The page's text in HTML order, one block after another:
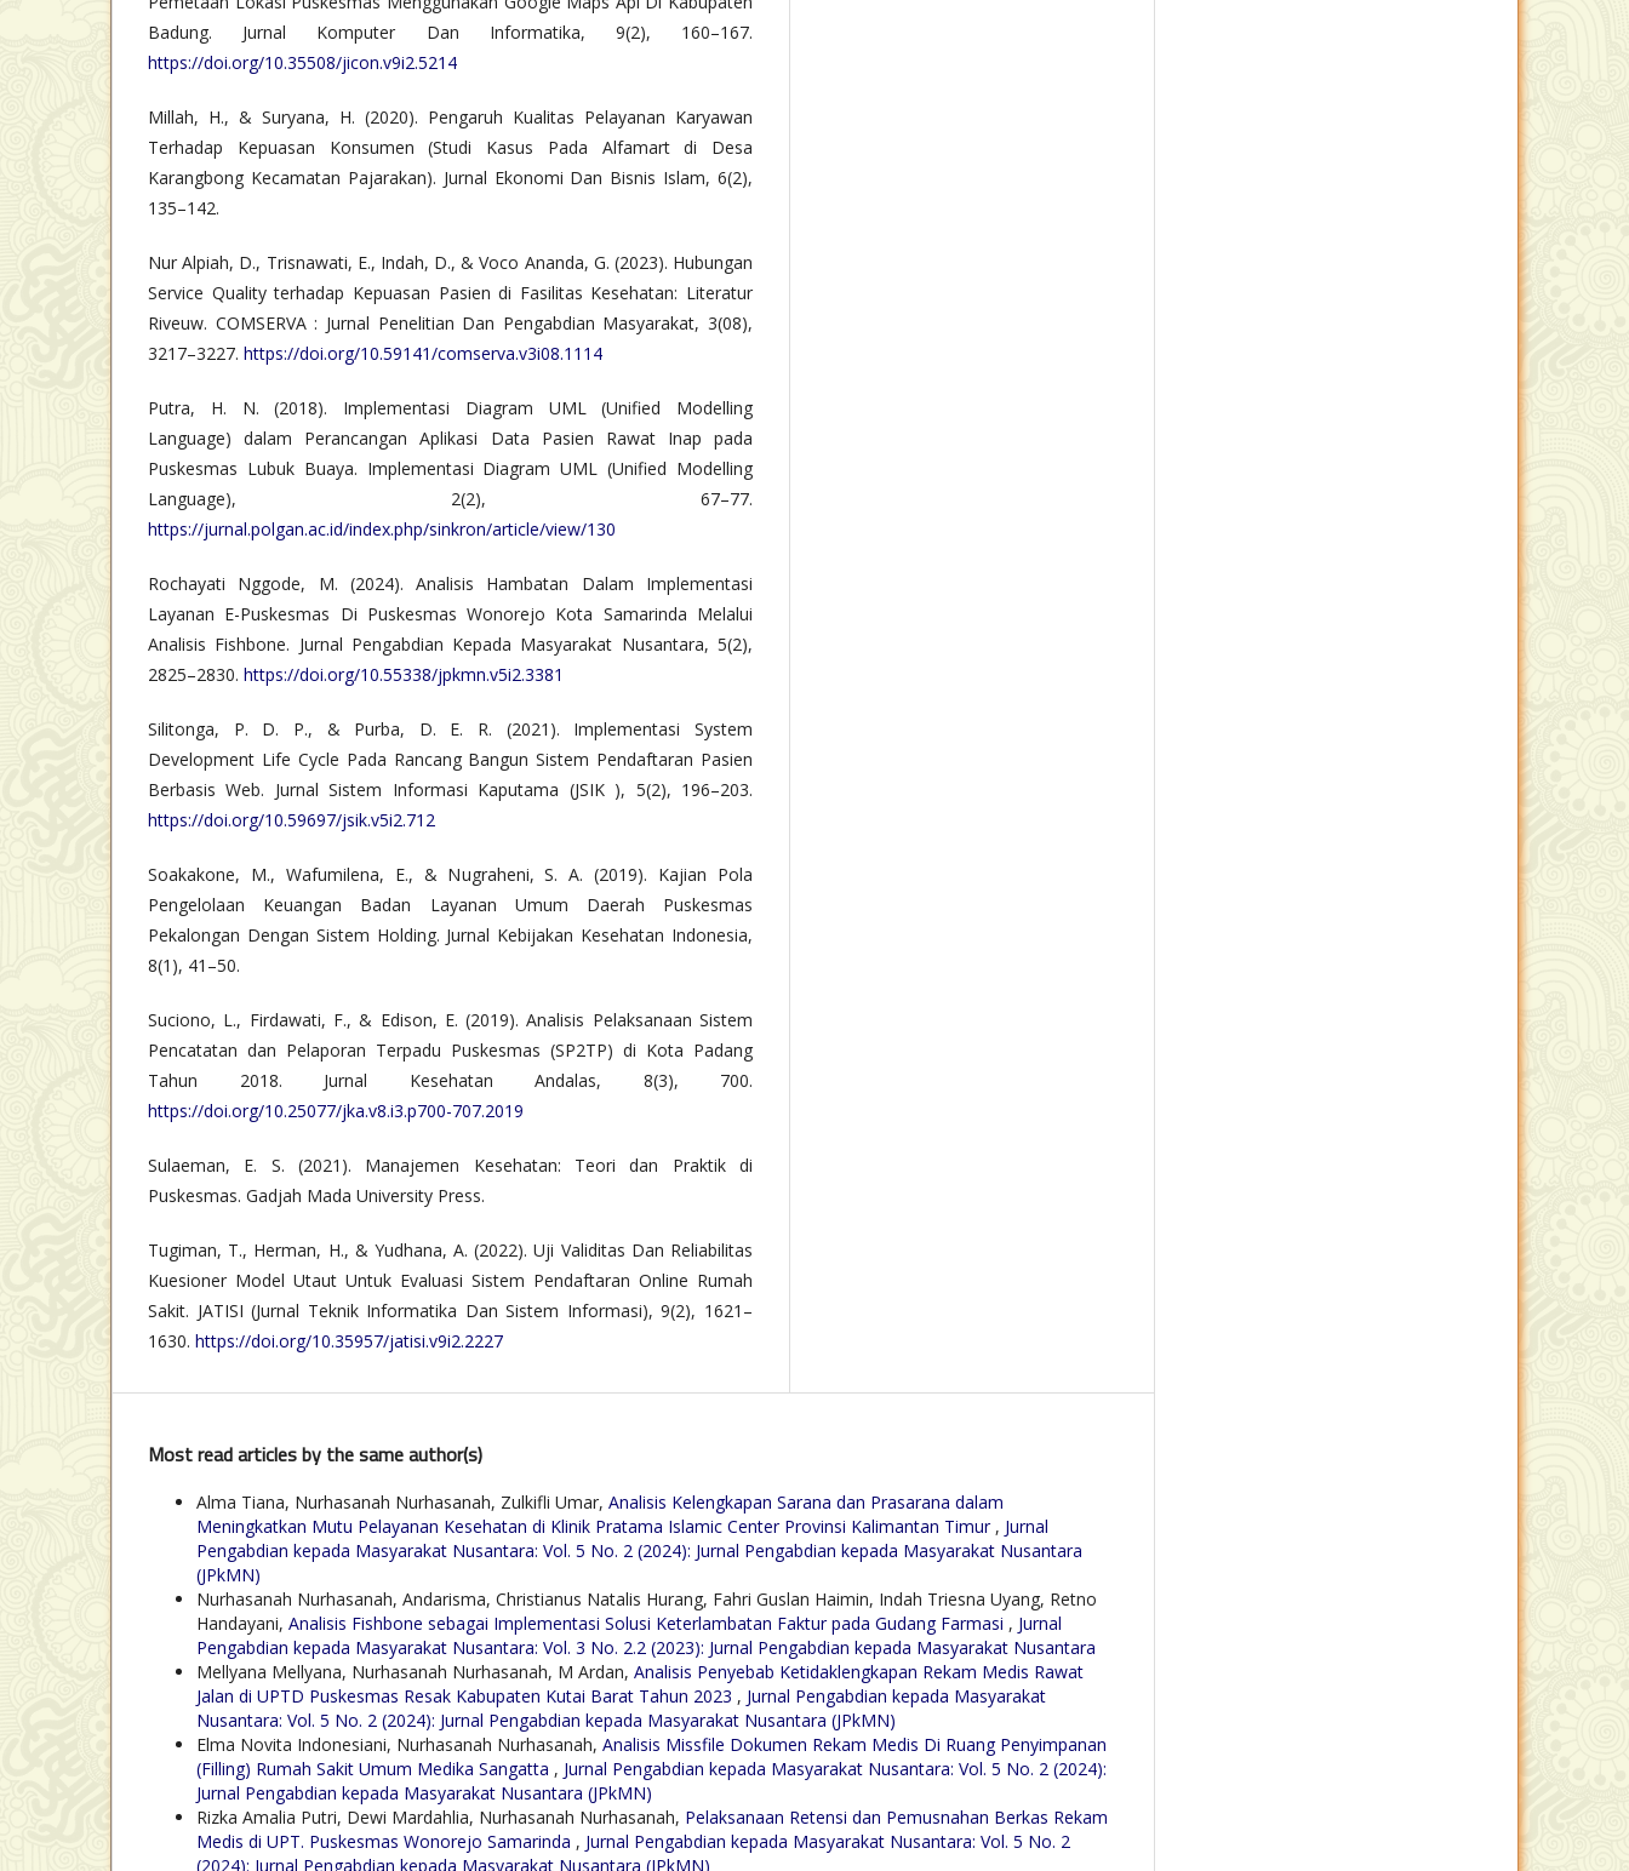
Badung. Jurnal Komputer Dan Informatika, 9(2), 160–167.
https://doi.org/10.35508/jicon.v9i2.5214
Millah, H., & Suryana, H. (2020). Pengaruh Kualitas Pelayanan Karyawan
Terhadap Kepuasan Konsumen (Studi Kasus Pada Alfamart di Desa
Karangbong Kecamatan Pajarakan). Jurnal Ekonomi Dan Bisnis Islam, 6(2),
135–142.
Nur Alpiah, D., Trisnawati, E., Indah, D., & Voco Ananda, G. (2023). Hubungan
Service Quality terhadap Kepuasan Pasien di Fasilitas Kesehatan: Literatur
Riveuw. COMSERVA : Jurnal Penelitian Dan Pengabdian Masyarakat, 3(08),
3217–3227. https://doi.org/10.59141/comserva.v3i08.1114
Putra, H. N. (2018). Implementasi Diagram UML (Unified Modelling
Language) dalam Perancangan Aplikasi Data Pasien Rawat Inap pada
Puskesmas Lubuk Buaya. Implementasi Diagram UML (Unified Modelling
Language), 2(2), 67–77.
https://jurnal.polgan.ac.id/index.php/sinkron/article/view/130
Rochayati Nggode, M. (2024). Analisis Hambatan Dalam Implementasi
Layanan E-Puskesmas Di Puskesmas Wonorejo Kota Samarinda Melalui
Analisis Fishbone. Jurnal Pengabdian Kepada Masyarakat Nusantara, 5(2),
2825–2830. https://doi.org/10.55338/jpkmn.v5i2.3381
Silitonga, P. D. P., & Purba, D. E. R. (2021). Implementasi System
Development Life Cycle Pada Rancang Bangun Sistem Pendaftaran Pasien
Berbasis Web. Jurnal Sistem Informasi Kaputama (JSIK ), 5(2), 196–203.
https://doi.org/10.59697/jsik.v5i2.712
Soakakone, M., Wafumilena, E., & Nugraheni, S. A. (2019). Kajian Pola
Pengelolaan Keuangan Badan Layanan Umum Daerah Puskesmas
Pekalongan Dengan Sistem Holding. Jurnal Kebijakan Kesehatan Indonesia,
8(1), 41–50.
Suciono, L., Firdawati, F., & Edison, E. (2019). Analisis Pelaksanaan Sistem
Pencatatan dan Pelaporan Terpadu Puskesmas (SP2TP) di Kota Padang
Tahun 2018. Jurnal Kesehatan Andalas, 8(3), 700.
https://doi.org/10.25077/jka.v8.i3.p700-707.2019
Sulaeman, E. S. (2021). Manajemen Kesehatan: Teori dan Praktik di
Puskesmas. Gadjah Mada University Press.
Tugiman, T., Herman, H., & Yudhana, A. (2022). Uji Validitas Dan Reliabilitas
Kuesioner Model Utaut Untuk Evaluasi Sistem Pendaftaran Online Rumah
Sakit. JATISI (Jurnal Teknik Informatika Dan Sistem Informasi), 9(2), 1621–
1630. https://doi.org/10.35957/jatisi.v9i2.2227
Most read articles by the same author(s)
Alma Tiana, Nurhasanah Nurhasanah, Zulkifli Umar, Analisis Kelengkapan Sarana dan Prasarana dalam
Meningkatkan Mutu Pelayanan Kesehatan di Klinik Pratama Islamic Center Provinsi Kalimantan Timur , Jurnal
Pengabdian kepada Masyarakat Nusantara: Vol. 5 No. 2 (2024): Jurnal Pengabdian kepada Masyarakat Nusantara
(JPkMN)
Nurhasanah Nurhasanah, Andarisma, Christianus Natalis Hurang, Fahri Guslan Haimin, Indah Triesna Uyang, Retno
Handayani, Analisis Fishbone sebagai Implementasi Solusi Keterlambatan Faktur pada Gudang Farmasi , Jurnal
Pengabdian kepada Masyarakat Nusantara: Vol. 3 No. 2.2 (2023): Jurnal Pengabdian kepada Masyarakat Nusantara
Mellyana Mellyana, Nurhasanah Nurhasanah, M Ardan, Analisis Penyebab Ketidaklengkapan Rekam Medis Rawat
Jalan di UPTD Puskesmas Resak Kabupaten Kutai Barat Tahun 2023 , Jurnal Pengabdian kepada Masyarakat
Nusantara: Vol. 5 No. 2 (2024): Jurnal Pengabdian kepada Masyarakat Nusantara (JPkMN)
Elma Novita Indonesiani, Nurhasanah Nurhasanah, Analisis Missfile Dokumen Rekam Medis Di Ruang Penyimpanan
(Filling) Rumah Sakit Umum Medika Sangatta , Jurnal Pengabdian kepada Masyarakat Nusantara: Vol. 5 No. 2 (2024):
Jurnal Pengabdian kepada Masyarakat Nusantara (JPkMN)
Rizka Amalia Putri, Dewi Mardahlia, Nurhasanah Nurhasanah, Pelaksanaan Retensi dan Pemusnahan Berkas Rekam
Medis di UPT. Puskesmas Wonorejo Samarinda , Jurnal Pengabdian kepada Masyarakat Nusantara: Vol. 5 No. 2
(2024): Jurnal Pengabdian kepada Masyarakat Nusantara (JPkMN)